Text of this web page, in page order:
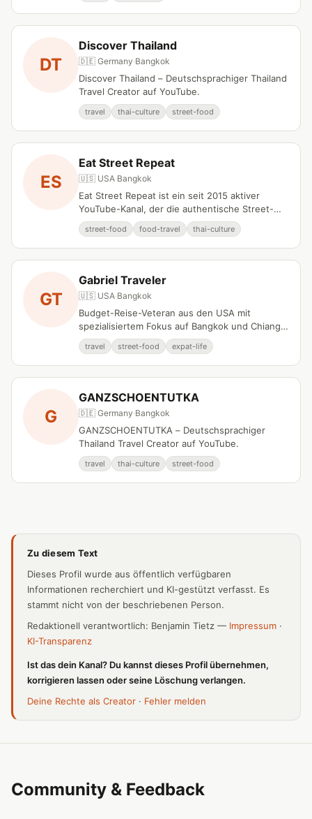
DT
Discover Thailand
🇩🇪 Germany·Bangkok
Discover Thailand – Deutschsprachiger Thailand
Travel Creator auf YouTube.
travel thai-culture street-food
ES
Eat Street Repeat
🇺🇸 USA·Bangkok
Eat Street Repeat ist ein seit 2015 aktiver
YouTube-Kanal, der die authentische Street-
Food-Kultur Bangkoks und Chiang Mais
erforscht.
street-food food-travel thai-culture
GT
Gabriel Traveler
🇺🇸 USA·Bangkok
Budget-Reise-Veteran aus den USA mit
spezialisiertem Fokus auf Bangkok und Chiang
Mai.
travel street-food expat-life
G
GANZSCHOENTUTKA
🇩🇪 Germany·Bangkok
GANZSCHOENTUTKA – Deutschsprachiger
Thailand Travel Creator auf YouTube.
travel thai-culture street-food
Zu diesem Text
Dieses Profil wurde aus öffentlich verfügbaren
Informationen recherchiert und KI-gestützt verfasst. Es
stammt nicht von der beschriebenen Person.
Redaktionell verantwortlich: Benjamin Tietz — Impressum ·
KI-Transparenz
Ist das dein Kanal? Du kannst dieses Profil übernehmen,
korrigieren lassen oder seine Löschung verlangen.
Deine Rechte als Creator · Fehler melden
Community & Feedback